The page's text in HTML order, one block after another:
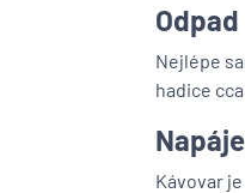
Odpad
Nejlépe
hadice
Kávovar